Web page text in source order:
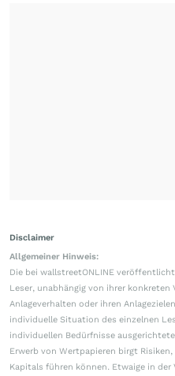
Disclaimer
Allgemeiner Hinweis:
Die bei wallstreetONLINE
Leser, unabhängig von ihrer
Anlageverhalten oder ihren
individuelle Situation des einzelnen
individuellen Bedürfnisse
Erwerb von Wertpapieren birgt
Kapitals führen können. Etwaige in der